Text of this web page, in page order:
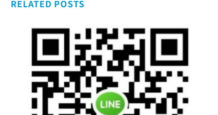
RELATED POSTS